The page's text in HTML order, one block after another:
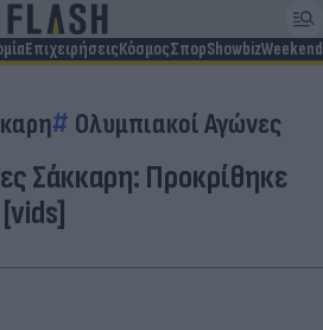
ΕπιχειρήσειςΚόσμοςΣπορShowbizWeekend
Ολυμπιακοί Αγώνες
Σάκκαρη: Προκρίθηκε